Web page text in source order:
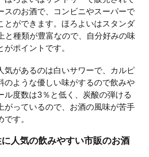
スのお酒で、コンビニやスーパーで
とができます。ほろよいはスタンダ
と種類が豊富なので、自分好みの味
ポイントです。
気があるのは白いサワーで、カルピ
のような優しい味がするので飲みや
ル度数は3％と低く、炭酸の弾ける
がっているので、お酒の風味が苦手
す。
人気の飲みやすい市販のお酒